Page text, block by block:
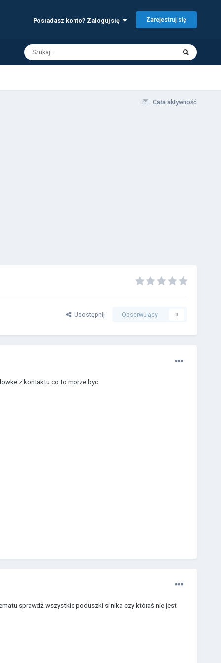
Posiadasz konto? Zaloguj się Zarejestruj się
Cała aktywność
Udostępnij Obserwujący 0
z kontaktu co to morze byc
sprawdź wszystkie poduszki silnika czy któraś nie jest